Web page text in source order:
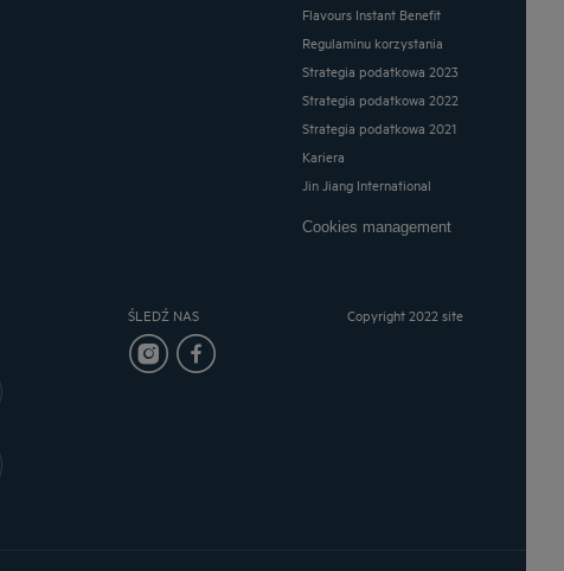
Flavours Instant Benefit
Regulaminu korzystania
Strategia podatkowa 2023
Strategia podatkowa 2022
Strategia podatkowa 2021
Kariera
Jin Jiang International
Cookies management
ŚLEDŹ NAS Copyright 2022 site